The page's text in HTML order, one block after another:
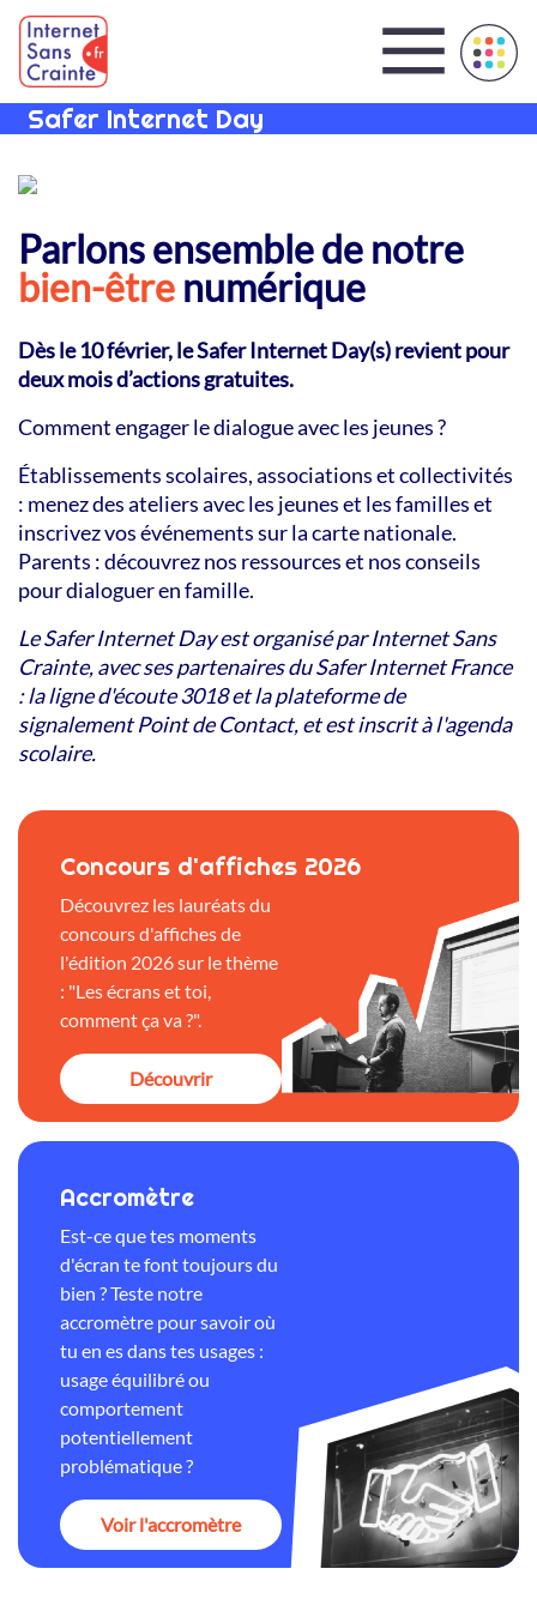
Panneau de gestion des cookies
Safer Internet Day
Parlons ensemble de notre
bien-être numérique
Dès le 10 février, le Safer Internet Day(s) revient pour
deux mois d’actions gratuites.
Comment engager le dialogue avec les jeunes ?
Établissements scolaires, associations et collectivités
: menez des ateliers avec les jeunes et les familles et
inscrivez vos événements sur la carte nationale.
Parents : découvrez nos ressources et nos conseils
pour dialoguer en famille.
Le Safer Internet Day est organisé par Internet Sans
Crainte, avec ses partenaires du Safer Internet France
: la ligne d'écoute 3018 et la plateforme de
signalement Point de Contact, et est inscrit à l'agenda
scolaire.
Concours d'affiches 2026
Découvrez les lauréats du
concours d'affiches de
l'édition 2026 sur le thème
: "Les écrans et toi,
comment ça va ?".
Découvrir
Accromètre
Est-ce que tes moments
d'écran te font toujours du
bien ? Teste notre
accromètre pour savoir où
tu en es dans tes usages :
usage équilibré ou
comportement
potentiellement
problématique ?
Voir l'accromètre